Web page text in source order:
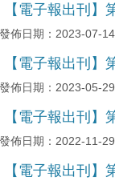
【電子報出刊】
日期：2023-07-14
【電子報出刊】
日期：2023-05-29
【電子報出刊】
日期：2022-11-29
【電子報出刊】